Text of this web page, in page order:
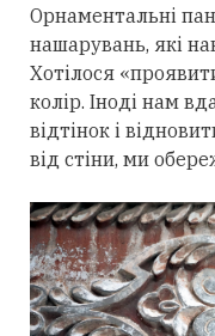
Орнаментальні
нашарувань, які
Хотілося
колір. Іноді нам
відтінок і
від стіни, ми